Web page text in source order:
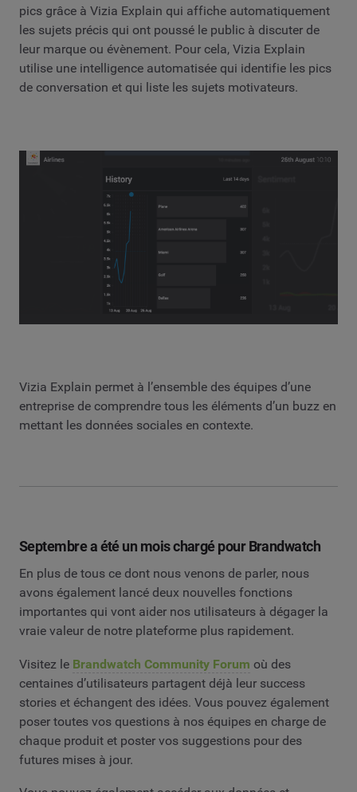
pics grâce à Vizia Explain qui affiche automatiquement
les sujets précis qui ont poussé le public à discuter de
leur marque ou évènement. Pour cela, Vizia Explain
utilise une intelligence automatisée qui identifie les pics
de conversation et qui liste les sujets motivateurs.
Vizia Explain permet à l’ensemble des équipes d’une
entreprise de comprendre tous les éléments d’un buzz en
mettant les données sociales en contexte.
Septembre a été un mois chargé pour Brandwatch
En plus de tous ce dont nous venons de parler, nous
avons également lancé deux nouvelles fonctions
importantes qui vont aider nos utilisateurs à dégager la
vraie valeur de notre plateforme plus rapidement.
Visitez le Brandwatch Community Forum où des
centaines d’utilisateurs partagent déjà leur success
stories et échangent des idées. Vous pouvez également
poser toutes vos questions à nos équipes en charge de
chaque produit et poster vos suggestions pour des
futures mises à jour.